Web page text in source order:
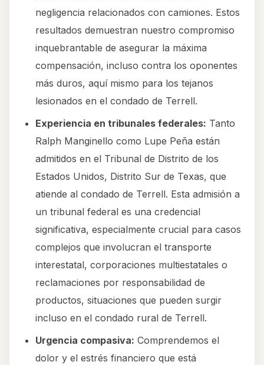
negligencia relacionados con camiones. Estos
resultados demuestran nuestro compromiso
inquebrantable de asegurar la máxima
compensación, incluso contra los oponentes
más duros, aquí mismo para los tejanos
lesionados en el condado de Terrell.
Experiencia en tribunales federales: Tanto
Ralph Manginello como Lupe Peña están
admitidos en el Tribunal de Distrito de los
Estados Unidos, Distrito Sur de Texas, que
atiende al condado de Terrell. Esta admisión a
un tribunal federal es una credencial
significativa, especialmente crucial para casos
complejos que involucran el transporte
interestatal, corporaciones multiestatales o
reclamaciones por responsabilidad de
productos, situaciones que pueden surgir
incluso en el condado rural de Terrell.
Urgencia compasiva: Comprendemos el
dolor y el estrés financiero que está